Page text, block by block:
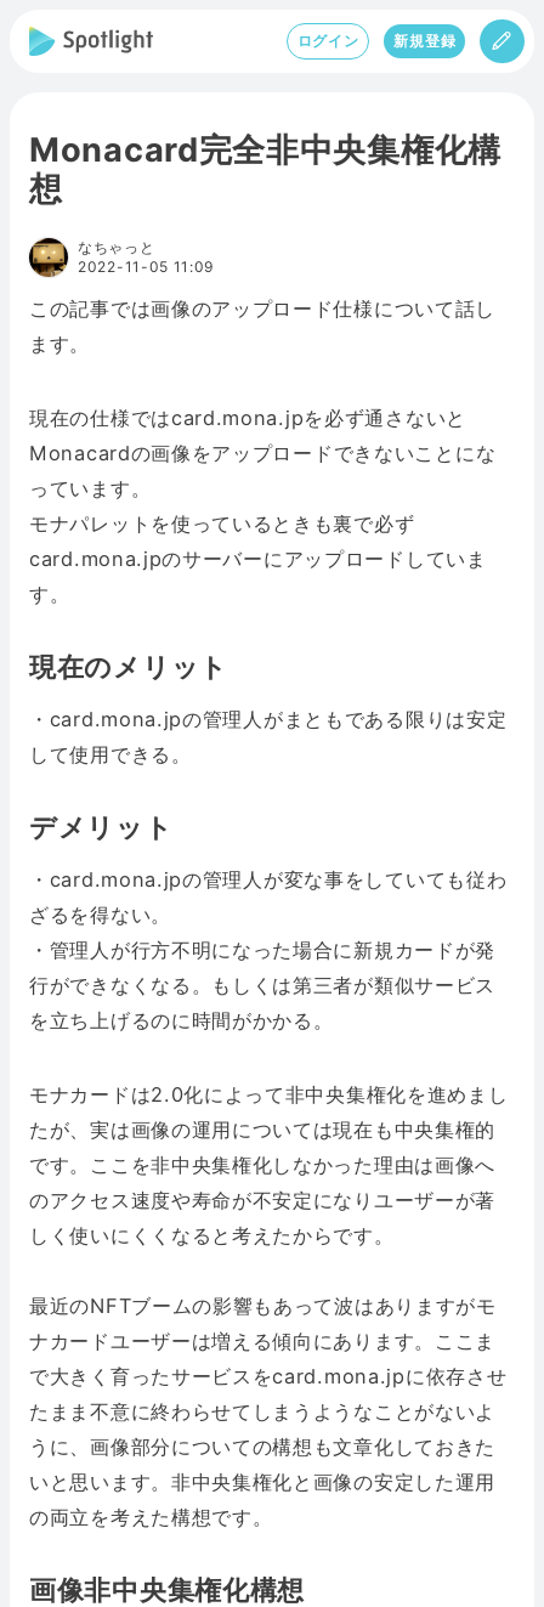
ログイン 新規登録
Monacard完全非中央集権化構
想
なちゃっと
2022-11-05 11:09
この記事では画像のアップロード仕様について話し
ます。
現在の仕様ではcard.mona.jpを必ず通さないと
Monacardの画像をアップロードできないことにな
っています。
モナパレットを使っているときも裏で必ず
card.mona.jpのサーバーにアップロードしていま
す。
現在のメリット
・card.mona.jpの管理人がまともである限りは安定
して使用できる。
デメリット
・card.mona.jpの管理人が変な事をしていても従わ
ざるを得ない。
・管理人が行方不明になった場合に新規カードが発
行ができなくなる。もしくは第三者が類似サービス
を立ち上げるのに時間がかかる。
モナカードは2.0化によって非中央集権化を進めまし
たが、実は画像の運用については現在も中央集権的
です。ここを非中央集権化しなかった理由は画像へ
のアクセス速度や寿命が不安定になりユーザーが著
しく使いにくくなると考えたからです。
最近のNFTブームの影響もあって波はありますがモ
ナカードユーザーは増える傾向にあります。ここま
で大きく育ったサービスをcard.mona.jpに依存させ
たまま不意に終わらせてしまうようなことがないよ
うに、画像部分についての構想も文章化しておきた
いと思います。非中央集権化と画像の安定した運用
の両立を考えた構想です。
画像非中央集権化構想